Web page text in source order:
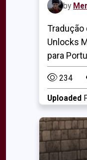
by
Tradução
Unlocks
para
234
Uploaded